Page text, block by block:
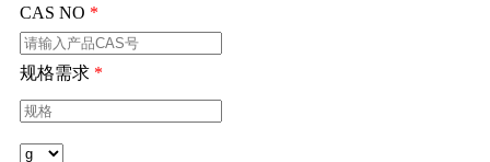
CAS NO *
规格需求 *